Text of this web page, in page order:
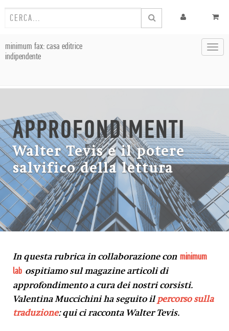
minimum fax: casa editrice
indipendente
APPROFONDIMENTI
Walter Tevis e il potere
salvifico della lettura
In questa rubrica in collaborazione con minimum
lab ospitiamo sul magazine articoli di
approfondimento a cura dei nostri corsisti.
Valentina Muccichini ha seguito ilpercorso sulla
traduzione: qui ci racconta Walter Tevis.